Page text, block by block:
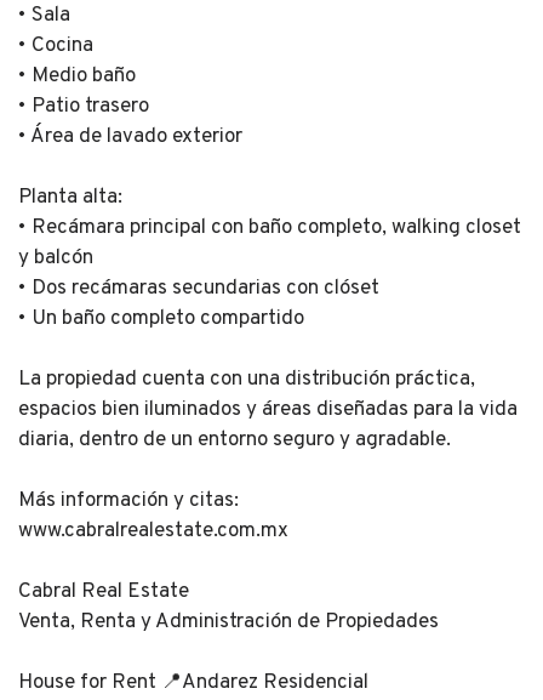
• Sala
• Cocina
• Medio baño
• Patio trasero
• Área de lavado exterior
Planta alta:
• Recámara principal con baño completo, walking closet
y balcón
• Dos recámaras secundarias con clóset
• Un baño completo compartido
La propiedad cuenta con una distribución práctica,
espacios bien iluminados y áreas diseñadas para la vida
diaria, dentro de un entorno seguro y agradable.
Más información y citas:
www.cabralrealestate.com.mx
Cabral Real Estate
Venta, Renta y Administración de Propiedades
House for Rent 📍Andarez Residencial